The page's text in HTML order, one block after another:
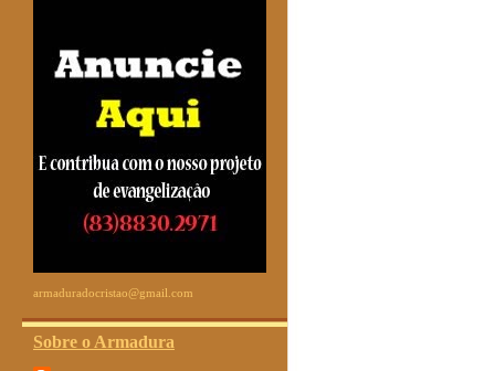
armaduradocristao@gmail.com
Sobre o Armadura